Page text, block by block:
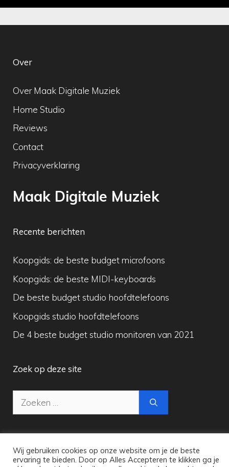
Over
Over Maak Digitale Muziek
Home Studio
Reviews
Contact
Privacyverklaring
Maak Digitale Muziek
Recente berichten
Koopgids: de beste budget microfoons
Koopgids: de beste MIDI-keyboards
De beste budget studio hoofdtelefoons
Koopgids studio hoofdtelefoons
De 4 beste budget studio monitoren van 2021
Zoek op deze site
Zoek
Copyright © 2026 Maak Digitale Muziek
Wij gebruiken cookies op onze website om je de beste
ervaring te bieden. Door op Alles Accepteren te klikken ga je